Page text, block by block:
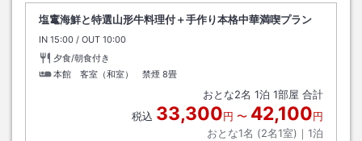
塩竃海鮮と特選山形牛料理付＋手作り本格中華満喫プラン
IN チェックイン
15:00 / OUT チェックアウト
10:00
夕食/朝食付き
本館 客室（和室） 禁煙 8畳
おとな2名 1泊 1部屋 合計
税込 33,300円 〜 42,100円
おとな1名 (2名1室)｜ 1泊